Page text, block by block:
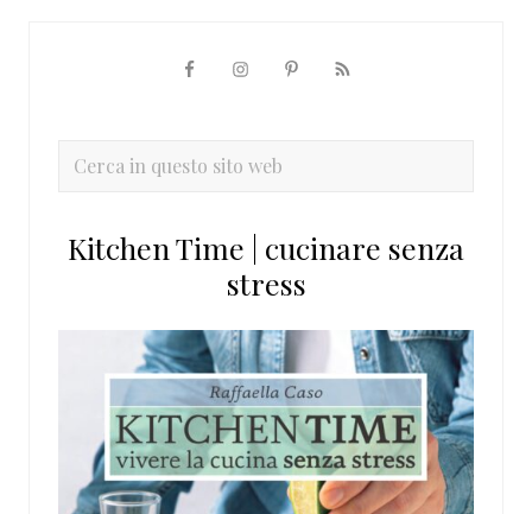
primaria
Cerca
sito
Kitchen Time | cucinare senza
stress